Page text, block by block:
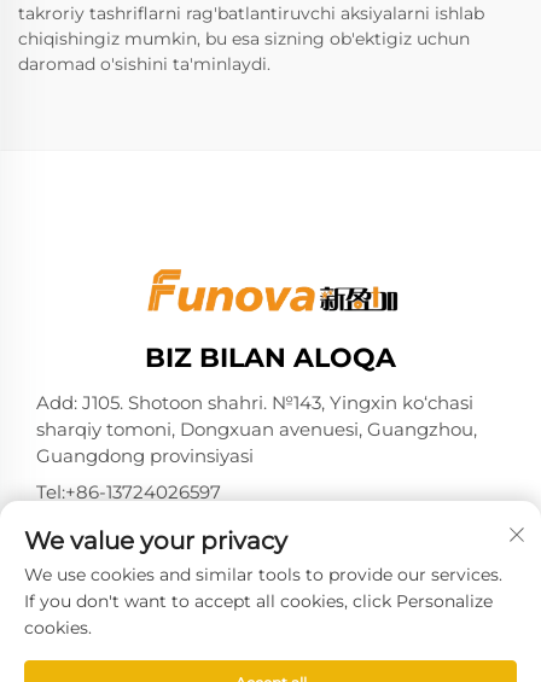
takroriy tashriflarni rag'batlantiruvchi aksiyalarni ishlab
chiqishingiz mumkin, bu esa sizning ob'ektigiz uchun
daromad o'sishini ta'minlaydi.
BIZ BILAN ALOQA
Add: J105. Shotoon shahri. №143, Yingxin ko‘chasi
sharqiy tomoni, Dongxuan avenuesi, Guangzhou,
Guangdong provinsiyasi
Tel:+86-13724026597
Elektron pochta:
[email protected]
Nashr huquqi Guangzhou Xinyingjia System
Technology Co., Ltd. tomonidan 2025-yilda
We value your privacy
We use cookies and similar tools to provide our services.
If you don't want to accept all cookies, click Personalize
cookies.